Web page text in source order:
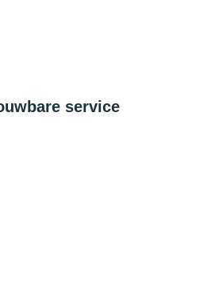
service